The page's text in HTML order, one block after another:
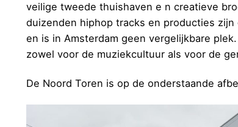
veilige tweede thuishaven e n creatieve
duizenden hiphop tracks en producties
en is in Amsterdam geen vergelijkbare
zowel voor de muziekcultuur als voor de
De Noord Toren is op de onderstaande